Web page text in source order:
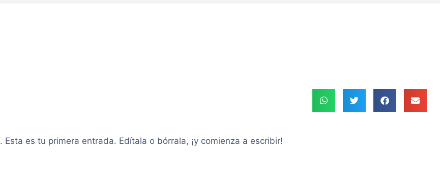
. Esta es tu primera entrada. Edítala o bórrala, ¡y comienza a escribir!